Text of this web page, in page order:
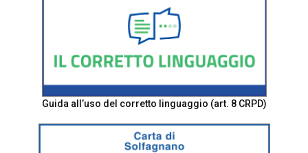
Guida all’uso del corretto linguaggio (art. 8 CRPD)